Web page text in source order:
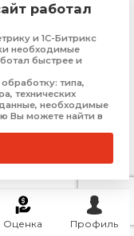
Оценка Профиль
баллов
работал
и 1С-Битрикс
необходимые
быстрее и
типа,
технических
данные, необходимые
Вы можете найти в